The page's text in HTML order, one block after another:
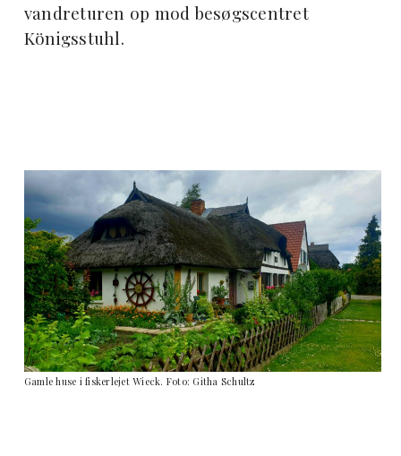
vandreturen op mod besøgscentret
Königsstuhl.
Gamle huse i fiskerlejet Wieck. Foto: Githa Schultz